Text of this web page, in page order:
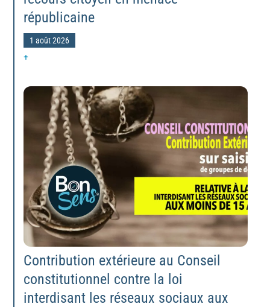
républicaine
1 août 2026
+
Contribution extérieure au Conseil
constitutionnel contre la loi
interdisant les réseaux sociaux aux